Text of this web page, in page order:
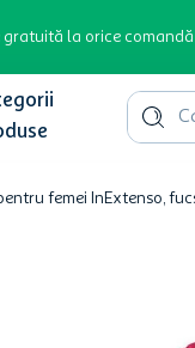
la orice
Cauta
femei InExtenso,